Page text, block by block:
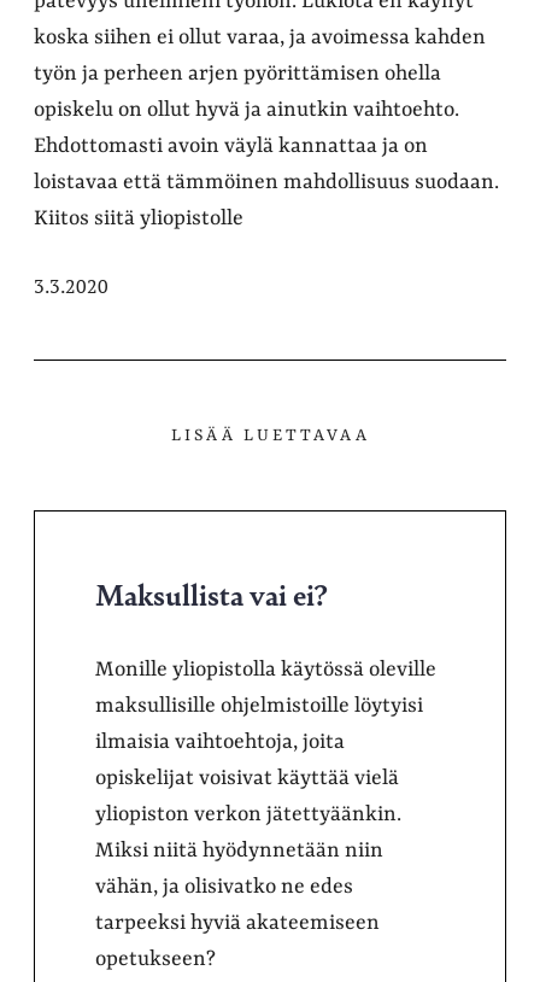
koska siihen ei ollut varaa, ja avoimessa kahden
työn ja perheen arjen pyörittämisen ohella
opiskelu on ollut hyvä ja ainutkin vaihtoehto.
Ehdottomasti avoin väylä kannattaa ja on
loistavaa että tämmöinen mahdollisuus suodaan.
Kiitos siitä yliopistolle
3.3.2020
LISÄÄ LUETTAVAA
Maksullista vai ei?
Monille yliopistolla käytössä oleville
maksullisille ohjelmistoille löytyisi
ilmaisia vaihtoehtoja, joita
opiskelijat voisivat käyttää vielä
yliopiston verkon jätettyäänkin.
Miksi niitä hyödynnetään niin
vähän, ja olisivatko ne edes
tarpeeksi hyviä akateemiseen
opetukseen?